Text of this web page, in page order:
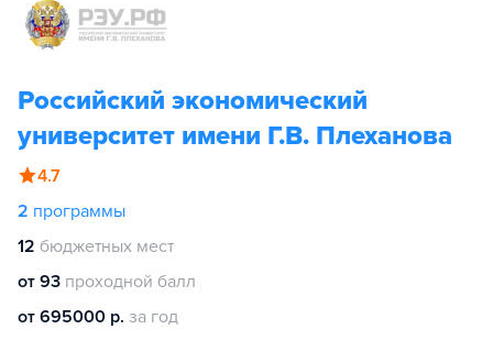
Российский экономический
университет имени Г.В. Плеханова
4.7
2 программы
12 бюджетных мест
от 93 проходной балл
от 695000 р. за год